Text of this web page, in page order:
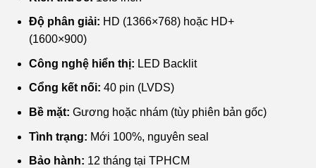
₫1,800,000.là:
₫1,200,000.
Độ phân giải: HD (1366×768) hoặc HD+
(1600×900)
Công nghệ hiển thị: LED Backlit
Cổng kết nối: 40 pin (LVDS)
Bề mặt: Gương hoặc nhám (tùy phiên bản gốc)
Tình trạng: Mới 100%, nguyên seal
Bảo hành: 12 tháng tại TPHCM